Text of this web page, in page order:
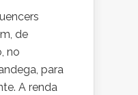
de
no
para
A renda